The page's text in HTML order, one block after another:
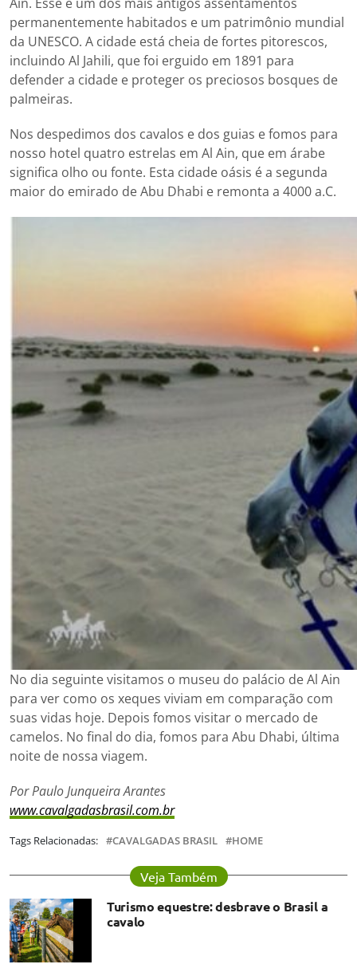
permanentemente habitados e um patrimônio mundial
da UNESCO. A cidade está cheia de fortes pitorescos,
incluindo Al Jahili, que foi erguido em 1891 para
defender a cidade e proteger os preciosos bosques de
palmeiras.
Nos despedimos dos cavalos e dos guias e fomos para
nosso hotel quatro estrelas em Al Ain, que em árabe
significa olho ou fonte. Esta cidade oásis é a segunda
maior do emirado de Abu Dhabi e remonta a 4000 a.C.
No dia seguinte visitamos o museu do palácio de Al Ain
para ver como os xeques viviam em comparação com
suas vidas hoje. Depois fomos visitar o mercado de
camelos. No final do dia, fomos para Abu Dhabi, última
noite de nossa viagem.
Por Paulo Junqueira Arantes
www.cavalgadasbrasil.com.br
Tags Relacionadas: CAVALGADAS BRASIL HOME
Veja Também
Turismo equestre: desbrave o Brasil a
cavalo